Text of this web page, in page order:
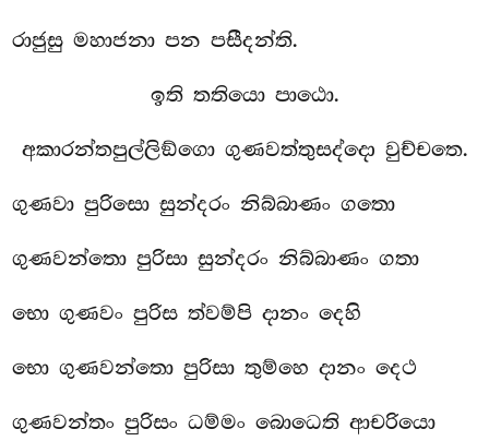
රාජුසු මහාජනා පන පසීදන්ති.
ඉති තතියො පාඨො.
අකාරන්තපුල්ලිඞ්ගො ගුණවත්තුසද්දො වුච්චතෙ.
ගුණවා පුරිසො සුන්දරං නිබ්බාණං ගතො
ගුණවන්තොපුරිසා සුන්දරං නිබ්බාණං ගතා
භො ගුණවං පුරිස ත්වම්පි දානං දෙහි
භො ගුණවන්තො පුරිසා තුම්හෙ දානං දෙථ
ගුණවන්තං පුරිසං ධම්මං බොධෙති ආචරියො